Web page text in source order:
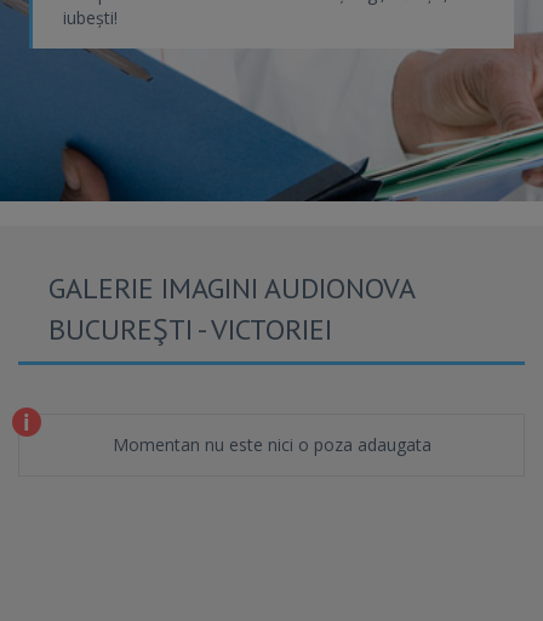
iubești!
GALERIE IMAGINI AUDIONOVA
BUCUREŞTI - VICTORIEI
Momentan nu este nici o poza adaugata